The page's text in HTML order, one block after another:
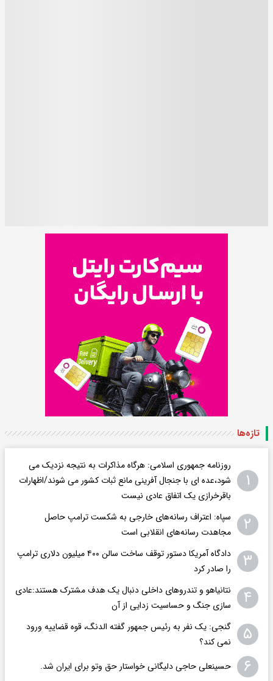
تازه‌ها
۱
روزنامه جمهوری اسلامی: هرگاه مذاکرات به نتیجه نزدیک می
شود،عده ای با جنجال آفرینی مانع ثبات کشور می شوند/اظهارات
باقرخرازی یک اتفاق عادی نیست
۲
سپاه: اعتراف رسانه‌های خارجی به شکست ترامپ حاصل
مجاهدت رسانه‌های انقلابی است
۳
دادگاه آمریکا دستور توقف ساخت سالن ۴۰۰ میلیون دلاری ترامپ
را صادر کرد
۴
نتانیاهو و تندروهای داخلی دنبال یک هدف مشترک هستند:عادی
سازی جنگ و حساسیت زدایی از آن
۵
گنجی: یک نفر به رئیس جمهور گفته الدنگ، قوه قضاییه ورود
نمی کند؟
۶ حسینعلی حاجی دلیگانی خواستار حق وتو برای ایران شد.